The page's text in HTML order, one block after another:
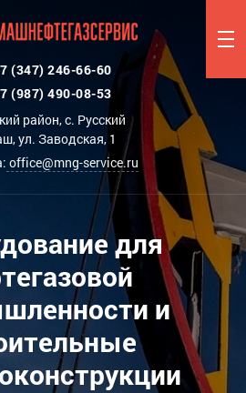
(347) 246-66-60
(987) 490-08-53
район, с. Русский
ул. Заводская, 1
office@mng-service.ru
для
и